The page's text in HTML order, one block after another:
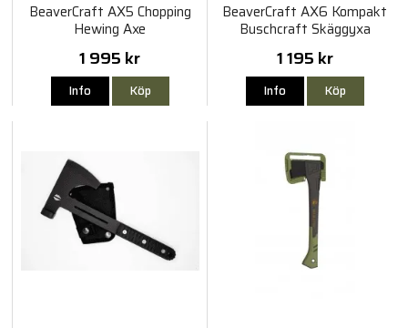
BeaverCraft AX5 Chopping
Hewing Axe
1 995 kr
Info Köp
BeaverCraft AX6 Kompakt
Buschcraft Skäggyxa
1 195 kr
Info Köp